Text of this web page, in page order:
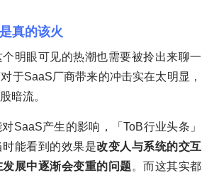
真的该火
明眼可见的热潮也需要被拎出来聊一
于SaaS厂商带来的冲击实在太明显，
暗流。
SaaS产生的影响，「ToB行业头条」
能看到的效果是改变人与系统的交互
展中逐渐会变重的问题。而这其实都